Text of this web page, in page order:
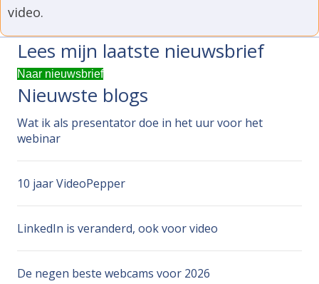
video.
Lees mijn laatste nieuwsbrief
Naar nieuwsbrief
Nieuwste blogs
Wat ik als presentator doe in het uur voor het
webinar
10 jaar VideoPepper
LinkedIn is veranderd, ook voor video
De negen beste webcams voor 2026